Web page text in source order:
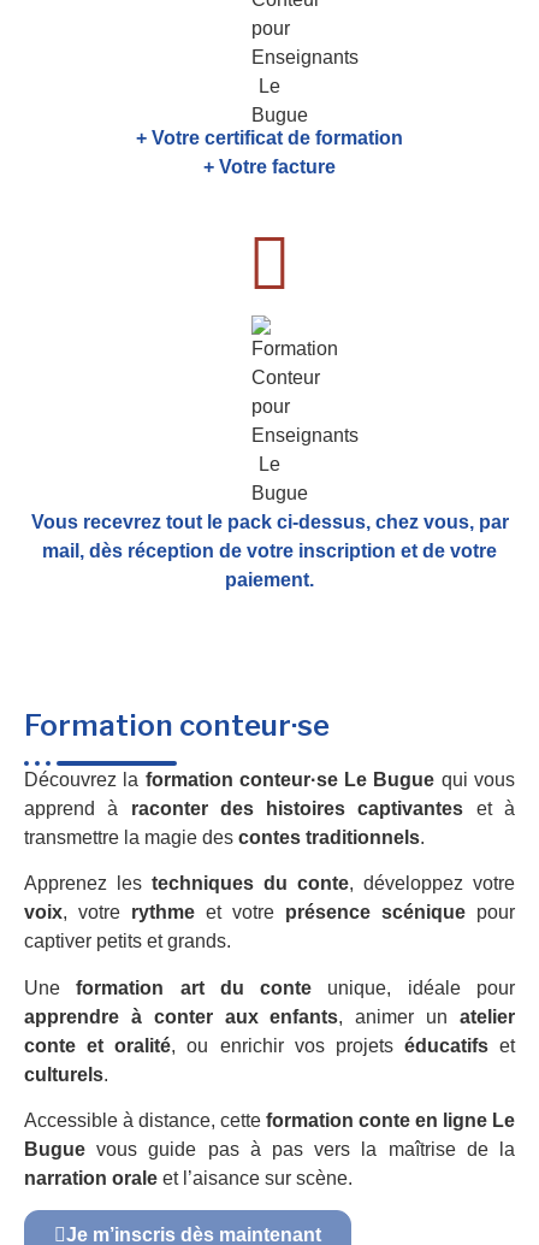
+ Votre certificat de formation
+ Votre facture
Vous recevrez tout le pack ci-dessus, chez vous, par
mail, dès réception de votre inscription et de votre
paiement.
Formation conteur·se
Découvrez la formation conteur·se Le Bugue qui vous
apprend à raconter des histoires captivantes et à
transmettre la magie des contes traditionnels.
Apprenez les techniques du conte, développez votre
voix, votre rythme et votre présence scénique pour
captiver petits et grands.
Uneformation art du conte unique, idéale pour
apprendre à conter aux enfants, animer unatelier
conte et oralité, ou enrichir vos projets éducatifset
culturels.
Accessible à distance, cette formation conte en ligne Le
Bugue vous guide pas à pas vers la maîtrise de la
narration orale et l’aisance sur scène.
Je m’inscris dès maintenant